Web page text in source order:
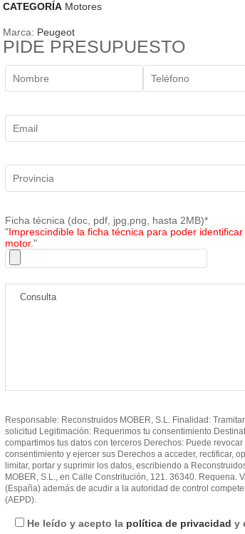
CATEGORÍA Motores
Marca: Peugeot
PIDE PRESUPUESTO
Ficha técnica (doc, pdf, jpg,png, hasta 2MB)*
"Imprescindible la ficha técnica para poder identificar
motor."
Responsable: Reconstruidos MOBER, S.L. Finalidad:
solicitud Legitimación: Requerimos tu consentimiento
compartimos tus datos con terceros Derechos: Puede revocar
consentimiento y ejercer sus Derechos a acceder, rectificar,
limitar, portar y suprimir los datos, escribiendo a
MOBER, S.L., en Calle Constritución, 121. 36340. Requena.
(España) además de acudir a la autoridad de control
(AEPD).
He leído y acepto la política de privacidad y